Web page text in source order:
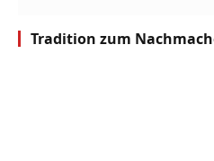
Tradition zum